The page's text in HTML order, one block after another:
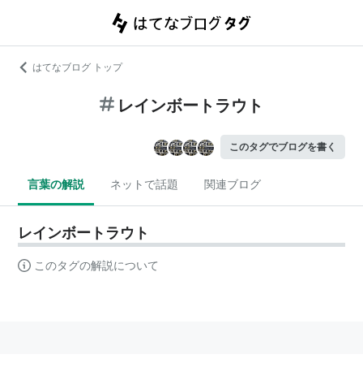
はてなブログ トップ
レインボートラウト
このタグでブログを書く
言葉の解説 ネットで話題 関連ブログ
レインボートラウト
このタグの解説について